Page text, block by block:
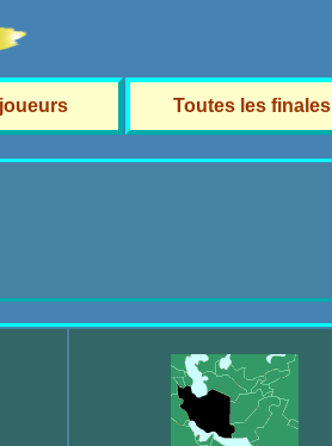
Toutes les finales